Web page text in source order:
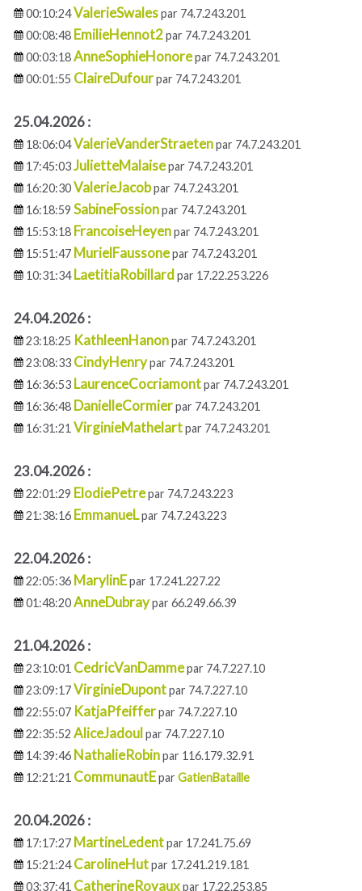
00:10:24ValerieSwalespar 74.7.243.201
00:08:48 EmilieHennot2par 74.7.243.201
00:03:18AnneSophieHonorepar 74.7.243.201
00:01:55 ClaireDufourpar 74.7.243.201
25.04.2026 :
18:06:04ValerieVanderStraetenpar 74.7.243.201
17:45:03JulietteMalaisepar 74.7.243.201
16:20:30ValerieJacobpar 74.7.243.201
16:18:59 SabineFossionpar 74.7.243.201
15:53:18 FrancoiseHeyenpar 74.7.243.201
15:51:47 MurielFaussonepar 74.7.243.201
10:31:34 LaetitiaRobillard par 17.22.253.226
24.04.2026 :
23:18:25 KathleenHanonpar 74.7.243.201
23:08:33 CindyHenrypar 74.7.243.201
16:36:53 LaurenceCocriamontpar 74.7.243.201
16:36:48 DanielleCormierpar 74.7.243.201
16:31:21 VirginieMathelartpar 74.7.243.201
23.04.2026 :
22:01:29 ElodiePetrepar 74.7.243.223
21:38:16 EmmanueLpar 74.7.243.223
22.04.2026 :
22:05:36 MarylinEpar 17.241.227.22
01:48:20AnneDubraypar 66.249.66.39
21.04.2026 :
23:10:01 CedricVanDammepar 74.7.227.10
23:09:17VirginieDupontpar 74.7.227.10
22:55:07 KatjaPfeifferpar 74.7.227.10
22:35:52 AliceJadoul par 74.7.227.10
14:39:46 NathalieRobinpar 116.179.32.91
12:21:21 CommunautEpar GatienBataille
20.04.2026 :
17:17:27 MartineLedentpar 17.241.75.69
15:21:24 CarolineHutpar 17.241.219.181
03:37:41 CatherineRoyauxpar 17.22.253.85